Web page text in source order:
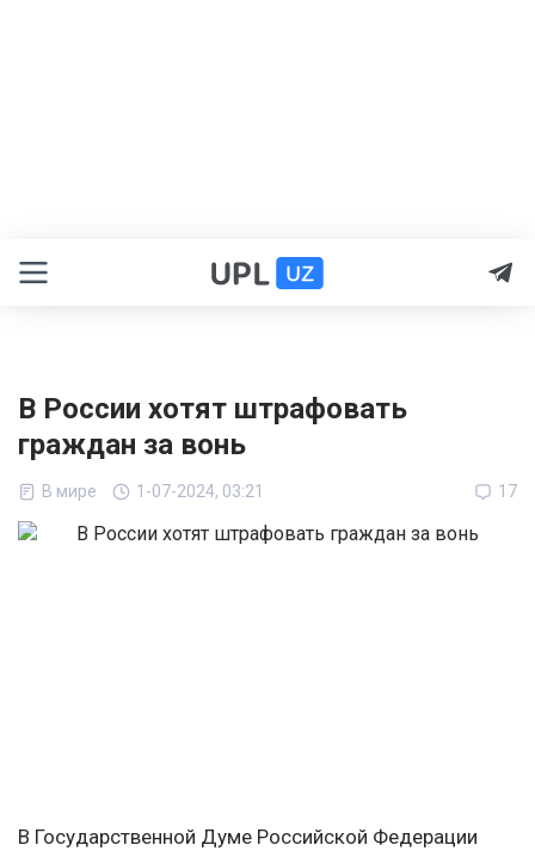
В России хотят штрафовать
граждан за вонь
В мире 1-07-2024, 03:21 17
В Государственной Думе Российской Федерации